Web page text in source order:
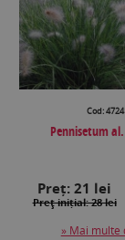
Cod:
Pennisetum
Preț:21 lei
Preţ inițial: 28 lei
» Mai multe